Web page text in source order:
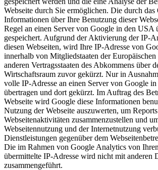
Webseite durch Sie ermöglichen. Die durch das
Informationen über Ihre Benutzung dieser
Regel an einen Server von Google in den USA
gespeichert. Aufgrund der Aktivierung der IP-
diesen Webseiten, wird Ihre IP-Adresse von
innerhalb von Mitgliedstaaten der
anderen Vertragsstaaten des Abkommens über
Wirtschaftsraum zuvor gekürzt. Nur in
volle IP-Adresse an einen Server von Google
übertragen und dort gekürzt. Im Auftrag des
Webseite wird Google diese Informationen
Nutzung der Webseite auszuwerten, um
Webseitenaktivitäten zusammenzustellen und
Webseitennutzung und der Internetnutzung
Dienstleistungen gegenüber dem
Die im Rahmen von Google Analytics von
übermittelte IP-Adresse wird nicht mit anderen
zusammengeführt.